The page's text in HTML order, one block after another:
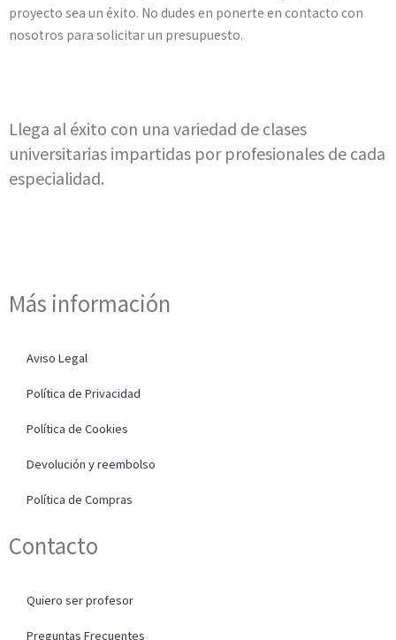
proyecto sea un éxito. No dudes en ponerte en contacto con
nosotros para solicitar un presupuesto.
Llega al éxito con una variedad de clases
universitarias impartidas por profesionales de cada
especialidad.
Más información
Aviso Legal
Política de Privacidad
Política de Cookies
Devolución y reembolso
Política de Compras
Contacto
Quiero ser profesor
Preguntas Frecuentes